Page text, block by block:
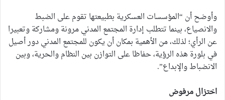
وأوضح أن “المؤسسات العسكرية بطبيعتها تقوم على الضبط
والانصياع، بينما تتطلب إدارة المجتمع المدني مرونة ومشاركة وتعبيرا
عن الرأي؛ لذلك، من الأهمية بمكان أن يكون للمجتمع المدني دور أصيل
في بلورة هذه الرؤية، حفاظا على التوازن بين النظام والحرية، وبين
الانضباط والإبداع”.
اختزال مرفوض